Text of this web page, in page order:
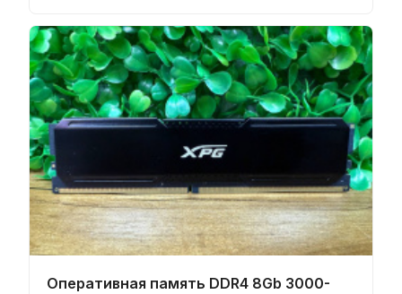
Оперативная память DDR4 8Gb 3000-